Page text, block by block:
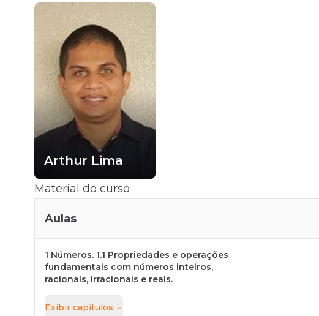
Arthur Lima
Material do curso
Aulas
1 Números. 1.1 Propriedades e operações
fundamentais com números inteiros,
racionais, irracionais e reais.
Exibir capítulos